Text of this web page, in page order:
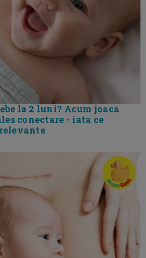
la 2 luni? Acum joaca
conectare - iata ce